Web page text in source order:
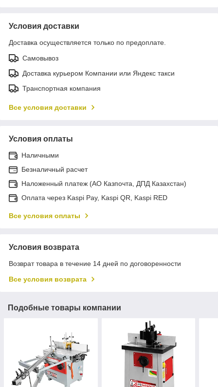
Условия доставки
Доставка осуществляется только по предоплате.
Самовывоз
Доставка курьером Компании или Яндекс такси
Транспортная компания
Все условия доставки
Условия оплаты
Наличными
Безналичный расчет
Наложенный платеж (АО Казпочта, ДПД Казахстан)
Оплата через Kaspi Pay, Kaspi QR, Kaspi RED
Все условия оплаты
Условия возврата
Возврат товара в течение 14 дней по договоренности
Все условия возврата
Подобные товары компании